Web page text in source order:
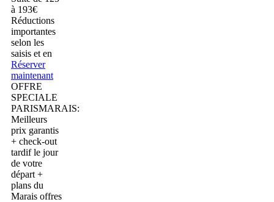
à 193€
Réductions
importantes
selon les
saisis et en
Réserver
maintenant
OFFRE
SPECIALE
PARISMARAIS:
Meilleurs
prix garantis
+ check-out
tardif le jour
de votre
départ +
plans du
Marais offres